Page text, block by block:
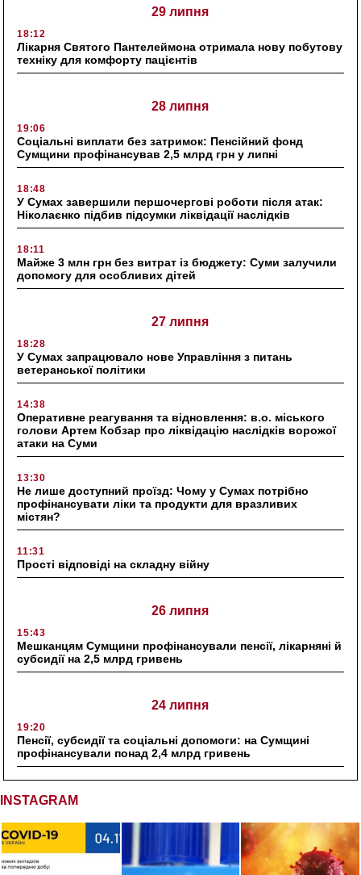
29 липня
18:12
Лікарня Святого Пантелеймона отримала нову побутову
техніку для комфорту пацієнтів
28 липня
19:06
Соціальні виплати без затримок: Пенсійний фонд
Сумщини профінансував 2,5 млрд грн у липні
18:48
У Сумах завершили першочергові роботи після атак:
Ніколаєнко підбив підсумки ліквідації наслідків
18:11
Майже 3 млн грн без витрат із бюджету: Суми залучили
допомогу для особливих дітей
27 липня
18:28
У Сумах запрацювало нове Управління з питань
ветеранської політики
14:38
Оперативне реагування та відновлення: в.о. міського
голови Артем Кобзар про ліквідацію наслідків ворожої
атаки на Суми
13:30
Не лише доступний проїзд: Чому у Сумах потрібно
профінансувати ліки та продукти для вразливих
містян?
11:31
Прості відповіді на складну війну
26 липня
15:43
Мешканцям Сумщини профінансували пенсії, лікарняні й
субсидії на 2,5 млрд гривень
24 липня
19:20
Пенсії, субсидії та соціальні допомоги: на Сумщині
профінансували понад 2,4 млрд гривень
INSTAGRAM